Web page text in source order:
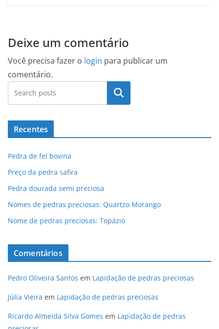
Deixe um comentário
Você precisa fazer o login para publicar um
comentário.
Pesquisar
Recentes
Pedra de fel bovina
Preço da pedra safira
Pedra dourada semi preciosa
Nomes de pedras preciosas: Quartzo Morango
Nome de pedras preciosas: Topázio
Comentários
Pedro Oliveira Santos em Lapidação de pedras preciosas
Júlia Vieira em Lapidação de pedras preciosas
Ricardo Almeida Silva Gomes em Lapidação de pedras